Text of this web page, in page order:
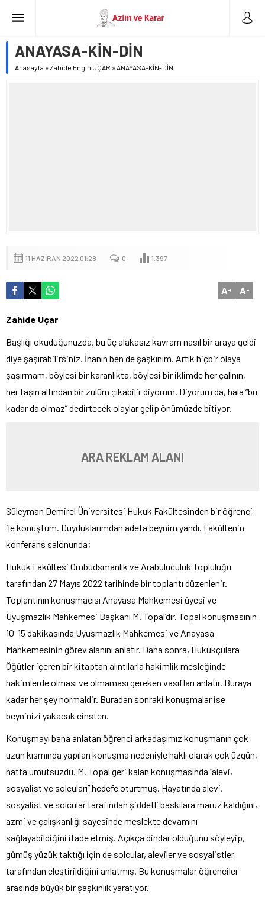
ANAYASA-KİN-DİN
Anasayfa »Zahide Engin UÇAR »ANAYASA-KİN-DİN
11 HAZIRAN 2022 01:28 0 1.397
A+ A-
Zahide Uçar
Başlığı okuduğunuzda, bu üç alakasız kavram nasıl bir araya geldi
diye şaşırabilirsiniz. İnanın ben de şaşkınım. Artık hiçbir olaya
şaşırmam, böylesi bir karanlıkta, böylesi bir iklimde her çalının,
her taşın altından bir zulüm çıkabilir diyorum. Diyorum da, hala “bu
kadar da olmaz” dedirtecek olaylar gelip önümüzde bitiyor.
ARA REKLAM ALANI
Süleyman Demirel Üniversitesi Hukuk Fakültesinden bir öğrenci
ile konuştum. Duyduklarımdan adeta beynim yandı. Fakültenin
konferans salonunda;
Hukuk Fakültesi Ombudsmanlık ve Arabuluculuk Topluluğu
tarafından 27 Mayıs 2022 tarihinde bir toplantı düzenlenir.
Toplantının konuşmacısı Anayasa Mahkemesi üyesi ve
Uyuşmazlık Mahkemesi Başkanı M. Topal’dır. Topal konuşmasının
10-15 dakikasında Uyuşmazlık Mahkemesi ve Anayasa
Mahkemesinin görev alanını anlatır. Daha sonra, Hukukçulara
Öğütler içeren bir kitaptan alıntılarla hakimlik mesleğinde
hakimlerde olması ve olmaması gereken vasıfları anlatır. Buraya
kadar her şey normaldir. Buradan sonraki konuşmalar ise
beyninizi yakacak cinsten.
Konuşmayı bana anlatan öğrenci arkadaşımız konuşmanın çok
uzun kısmında yapılan konuşma nedeniyle haklı olarak çok üzgün,
hatta umutsuzdu. M. Topal geri kalan konuşmasında “alevi,
sosyalist ve solcuları” hedefe oturtmuş. Hayatında alevi,
sosyalist ve solcular tarafından şiddetli baskılara maruz kaldığını,
azmi ve çalışkanlığı sayesinde meslekte devamını
sağlayabildiğini ifade etmiş. Açıkça dindar olduğunu söyleyip,
gümüş yüzük taktığı için de solcular, aleviler ve sosyalistler
tarafından eleştirildiğini anlatmış. Bu konuşmalar öğrenciler
arasında büyük bir şaşkınlık yaratıyor.